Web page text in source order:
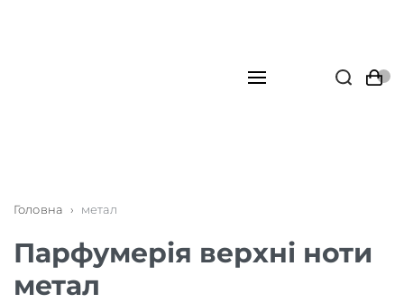
Головна › метал
Парфумерія верхні ноти
метал